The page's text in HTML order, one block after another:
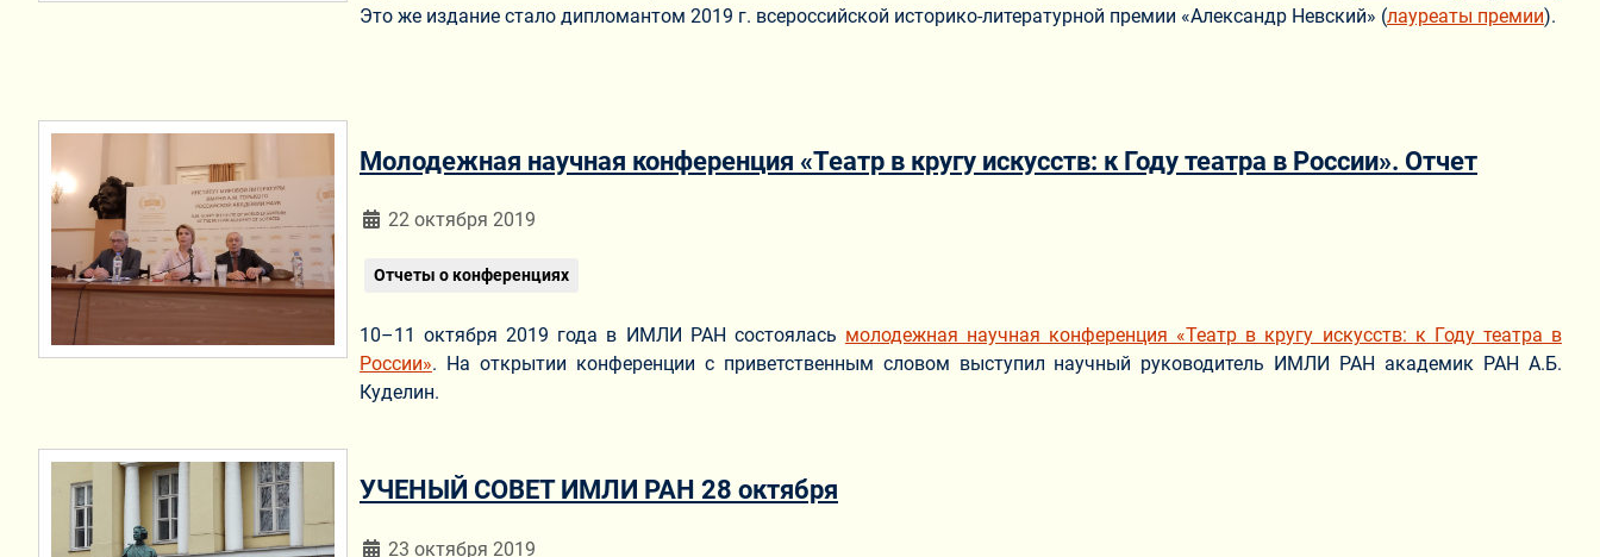
Это же издание стало дипломантом 2019 г. всероссийской историко-литературной премии «Александр Невский» (лауреаты премии).
Молодежная научная конференция «Театр в кругу искусств: к Году театра в России». Отчет
Информация о материале
22 октября 2019
Отчеты о конференциях
10–11 октября 2019 года в ИМЛИ РАН состоялась молодежная научная конференция «Театр в кругу искусств: к Году театра в
России». На открытии конференции с приветственным словом выступил научный руководитель ИМЛИ РАН академик РАН А.Б.
Куделин.
УЧЕНЫЙ СОВЕТ ИМЛИ РАН 28 октября
Информация о материале
23 октября 2019